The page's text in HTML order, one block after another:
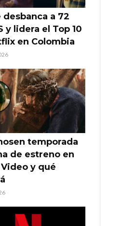
desbanca a 72
y lidera el Top 10
en Colombia
temporada
de estreno en
y qué